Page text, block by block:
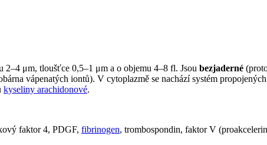
2–4 μm, tloušťce 0,5–1 μm a o objemu 4–8 fl. Jsou bezjaderné
vápenatých iontů). V cytoplazmě se nachází systém
kyseliny arachidonové.
faktor 4, PDGF, fibrinogen, trombospondin, faktor V